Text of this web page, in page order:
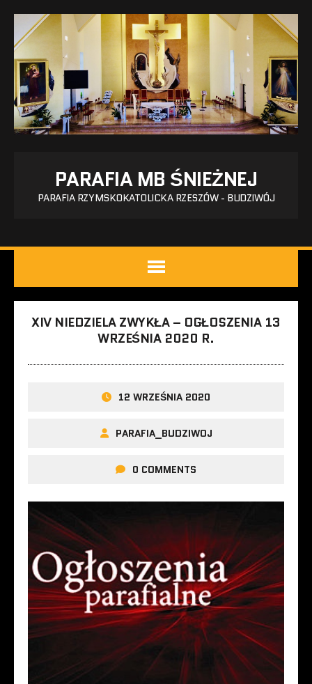
PARAFIA MB ŚNIEŻNEJ
PARAFIA RZYMSKOKATOLICKA RZESZÓW - BUDZIWÓJ
XIV NIEDZIELA ZWYKŁA – OGŁOSZENIA 13
WRZEŚNIA 2020 R.
12 WRZEŚNIA 2020
PARAFIA_BUDZIWOJ
0 COMMENTS